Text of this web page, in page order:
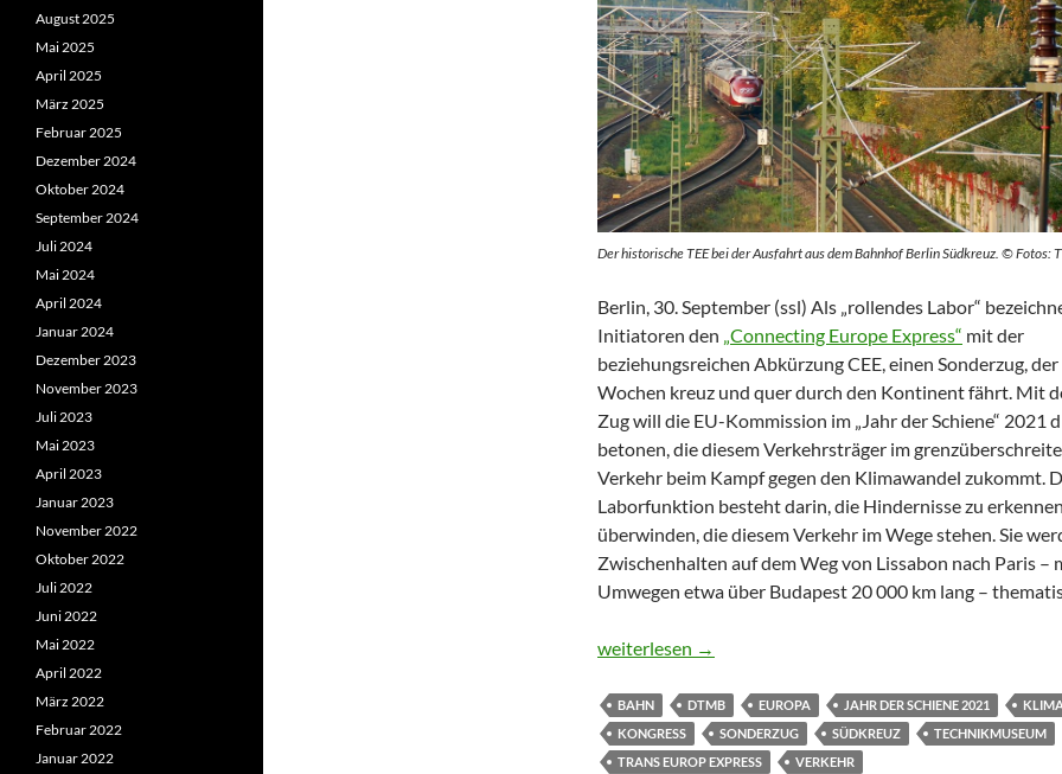
Der historische TEE bei der Ausfahrt aus dem Bahnhof Berlin Südkreuz. © Fotos:
Berlin, 30. September (ssl) Als „rollendes Labor“
Initiatoren den „Connecting Europe Express“ mit der
beziehungsreichen Abkürzung CEE, einen Sonderzug,
Wochen kreuz und quer durch den Kontinent fährt. Mit
Zug will die EU-Kommission im „Jahr der Schiene“ 2021
betonen, die diesem Verkehrsträger im
Verkehr beim Kampf gegen den Klimawandel zukommt.
Laborfunktion besteht darin, die Hindernisse zu
überwinden, die diesem Verkehr im Wege stehen. Sie
Zwischenhalten auf dem Weg von Lissabon nach Paris –
Umwegen etwa über Budapest 20 000 km lang –
Ringen um die Zukunft des Nacht-TEE
weiterlesen →
BAHN DTMB EUROPA JAHR DER SCHIENE 2021
KONGRESS
SONDERZUG SÜDKREUZ
TECHNIKMUSEUM
TRANS EUROP EXPRESS
VERKEHR
August 2025
Mai 2025
April 2025
März 2025
Februar 2025
Dezember 2024
Oktober 2024
September 2024
Juli 2024
Mai 2024
April 2024
Januar 2024
Dezember 2023
November 2023
Juli 2023
Mai 2023
April 2023
Januar 2023
November 2022
Oktober 2022
Juli 2022
Juni 2022
Mai 2022
April 2022
März 2022
Februar 2022
Januar 2022